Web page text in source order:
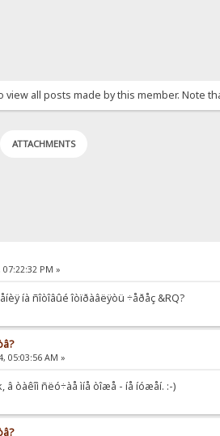
view all posts made by this member. Note
ATTACHMENTS
07:22:32 PM »
íà ñîòîâûé îòïðàâëÿòü ÷åðåç &RQ?
05:03:56 AM »
â òàêîì ñëó÷àå ìíå òîæå - íå íóæåí. :-)